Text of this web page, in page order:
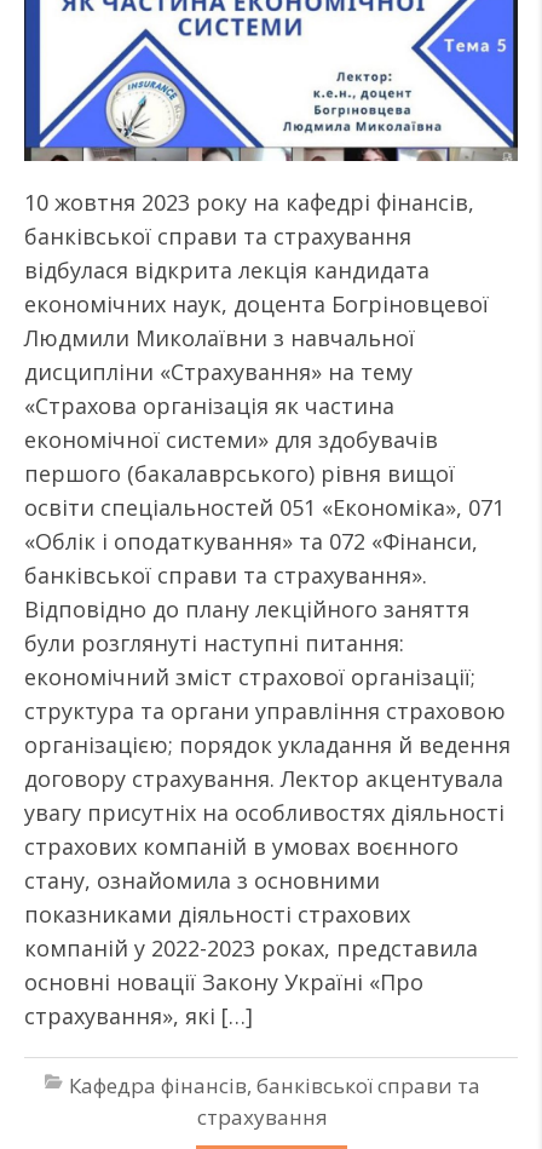
10 жовтня 2023 року на кафедрі фінансів,
банківської справи та страхування
відбулася відкрита лекція кандидата
економічних наук, доцента Богріновцевої
Людмили Миколаївни з навчальної
дисципліни «Страхування» на тему
«Страхова організація як частина
економічної системи» для здобувачів
першого (бакалаврського) рівня вищої
освіти спеціальностей 051 «Економіка», 071
«Облік і оподаткування» та 072 «Фінанси,
банківської справи та страхування».
Відповідно до плану лекційного заняття
були розглянуті наступні питання:
економічний зміст страхової організації;
структура та органи управління страховою
організацією; порядок укладання й ведення
договору страхування. Лектор акцентувала
увагу присутніх на особливостях діяльності
страхових компаній в умовах воєнного
стану, ознайомила з основними
показниками діяльності страхових
компаній у 2022-2023 роках, представила
основні новації Закону Україні «Про
страхування», які […]
Кафедра фінансів, банківської справи та
страхування